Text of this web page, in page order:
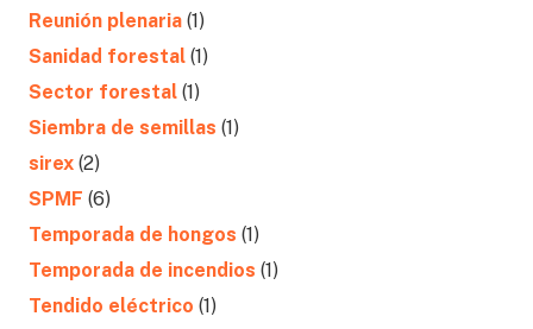
Reunión plenaria (1)
Sanidad forestal (1)
Sector forestal (1)
Siembra de semillas (1)
sirex (2)
SPMF (6)
Temporada de hongos (1)
Temporada de incendios (1)
Tendido eléctrico (1)